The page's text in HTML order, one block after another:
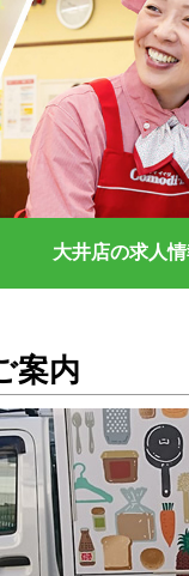
大井店の求人
案内